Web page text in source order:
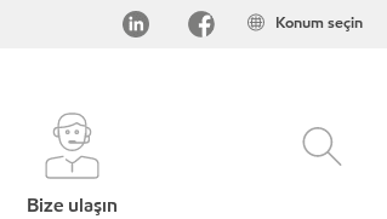
Konum seçin
Bize ulaşın